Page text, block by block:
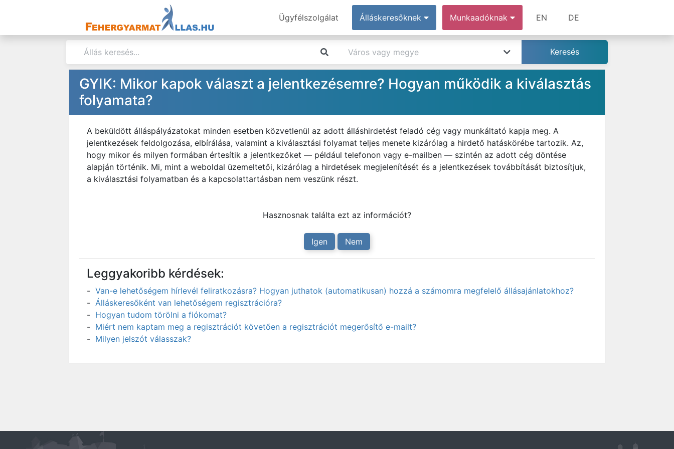
Ügyfélszolgálat Álláskeresőknek Munkaadóknak EN DE
GYIK: Mikor kapok választ a jelentkezésemre? Hogyan működik a kiválasztás
folyamata?
A beküldött álláspályázatokat minden esetben közvetlenül az adott álláshirdetést feladó cég vagy munkáltató kapja meg. A
jelentkezések feldolgozása, elbírálása, valamint a kiválasztási folyamat teljes menete kizárólag a hirdető hatáskörébe tartozik. Az,
hogy mikor és milyen formában értesítik a jelentkezőket — például telefonon vagy e-mailben — szintén az adott cég döntése
alapján történik. Mi, mint a weboldal üzemeltetői, kizárólag a hirdetések megjelenítését és a jelentkezések továbbítását biztosítjuk,
a kiválasztási folyamatban és a kapcsolattartásban nem veszünk részt.
Hasznosnak találta ezt az információt?
Igen Nem
Leggyakoribb kérdések:
Van-e lehetőségem hírlevél feliratkozásra? Hogyan juthatok (automatikusan) hozzá a számomra megfelelő állásajánlatokhoz?
Álláskeresőként van lehetőségem regisztrációra?
Hogyan tudom törölni a fiókomat?
Miért nem kaptam meg a regisztrációt követően a regisztrációt megerősítő e-mailt?
Milyen jelszót válasszak?